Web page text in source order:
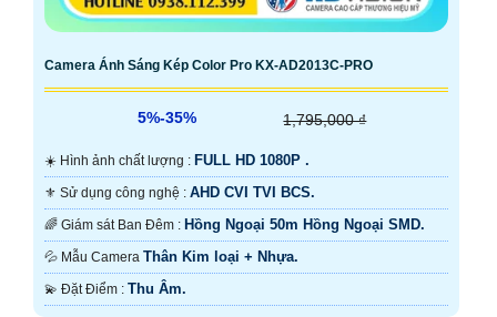
Camera Ánh Sáng Kép Color Pro KX-AD2013C-PRO
5%-35% 1,795,000 ₫
☀️ Hình ảnh chất lượng : FULL HD 1080P .
⚜️ Sử dụng công nghệ : AHD CVI TVI BCS.
🌈 Giám sát Ban Đêm : Hồng Ngoại 50m Hồng Ngoại SMD.
💦 Mẫu Camera Thân Kim loại + Nhựa.
️💫 Đặt Điểm : Thu Âm.